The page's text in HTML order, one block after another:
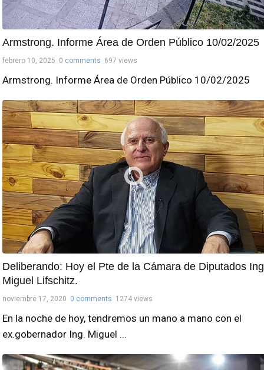
Armstrong. Informe Área de Orden Público 10/02/2025
febrero 10, 2025 0 comments 697 views
Armstrong. Informe Área de Orden Público 10/02/2025
Deliberando: Hoy el Pte de la Cámara de Diputados
Miguel Lifschitz.
noviembre 17, 2020 0 comments 1274 views
En la noche de hoy, tendremos un mano a mano con el
ex.gobernador Ing. Miguel ...